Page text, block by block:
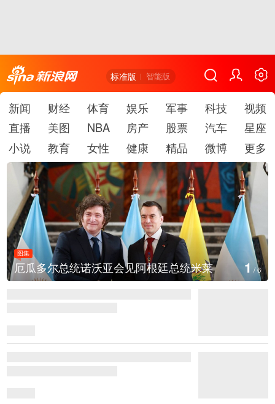
标准版 智能版
新闻 财经 体育 娱乐 军事 科技
视频
直播
美图 NBA 房产 股票 汽车
星座
小说
教育 女性 健康 精品 微博 更多
图集
美国斯波坎：野火烧毁700多所房屋 2/6